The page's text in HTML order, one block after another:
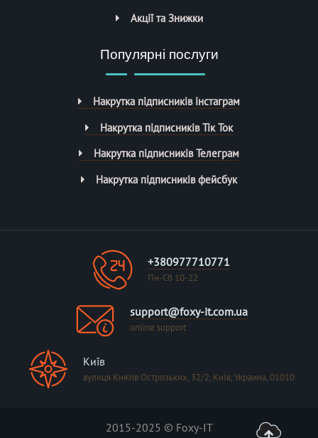
Акції та Знижки
Популярні послуги
Накрутка підписників інстаграм
Накрутка підписників Тік Ток
Накрутка підписників Телеграм
Накрутка підписників фейсбук
+380977710771
Пн-Сб 10-22
support@foxy-it.com.ua
online support
Київ
вулиця Князів Острозьких, 32/2, Київ, Украина, 01010
2015-2025 © Foxy-IT